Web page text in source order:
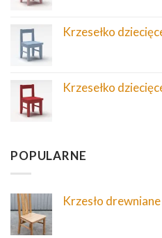
Krzesełko
Krzesełko
POPULARNE
Krzesło